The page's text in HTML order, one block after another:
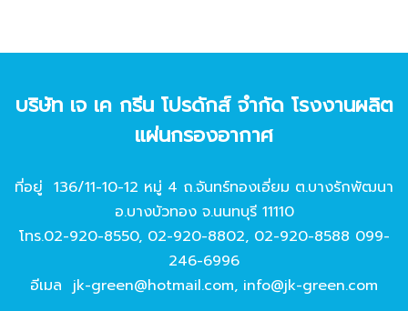
บริษัท เจ เค กรีน โปรดักส์ จํากัด โรงงานผลิต
แผ่นกรองอากาศ
ที่อยู่ 136/11-10-12 หมู่ 4 ถ.จันทร์ทองเอี่ยม ต.บางรักพัฒนา
อ.บางบัวทอง จ.นนทบุรี 11110
โทร.02-920-8550, 02-920-8802, 02-920-8588 099-
246-6996
อีเมล jk-green@hotmail.com, info@jk-green.com